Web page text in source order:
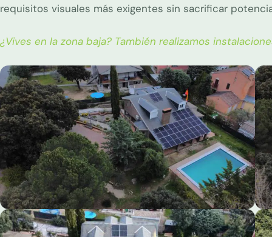
requisitos visuales más exigentes sin sacrificar
¿Vives en la zona baja? También realizamos